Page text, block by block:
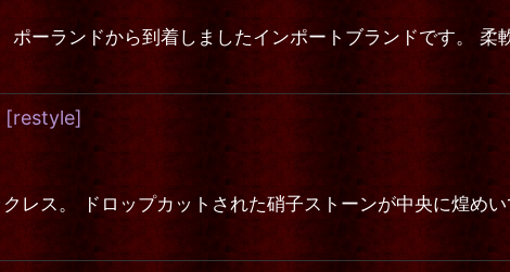
ーランドから到着しましたインポートブランドです。 柔
[restyle]
レス。 ドロップカットされた硝子ストーンが中央に煌め